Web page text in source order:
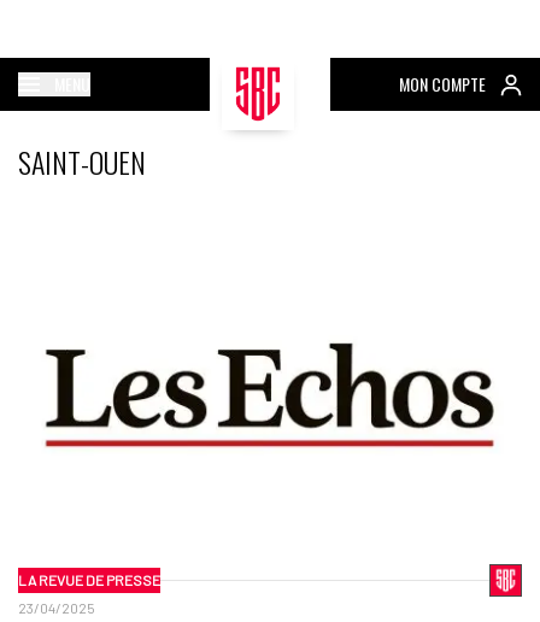
MON COMPTE
SAINT-OUEN
LA REVUE DE PRESSE
23/04/2025